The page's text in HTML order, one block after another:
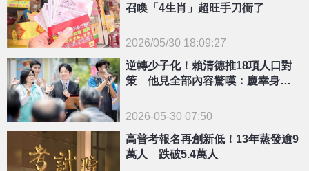
{PLAYICON}
召喚「4生肖」超旺手刀衝了
2026/05/30 18:09:27
逆轉少子化！賴清德推18項人口對
策 他見全部內容驚嘆：慶幸身在
2026-05-30 07:50
高普考報名再創新低！13年蒸發逾9
萬人 跌破5.4萬人